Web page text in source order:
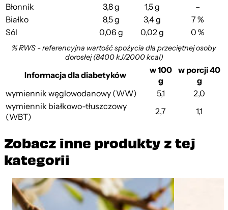
Błonnik
3,8 g 1,5 g
–
Białko
8,5 g 3,4 g
7 %
Sól
0,06 g 0,02 g 0 %
% RWS - referencyjna wartość spożycia dla przeciętnej osoby
dorosłej (8400 kJ/2000 kcal)
Informacja dla diabetyków
w 100
g
w porcji 40
g
wymiennik węglowodanowy (WW)
5,1
2,0
wymiennik białkowo-tłuszczowy
(WBT)
2,7 1,1
Zobacz inne produkty z tej
kategorii